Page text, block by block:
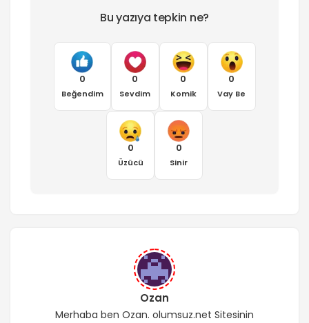
Bu yazıya tepkin ne?
0
Beğendim
0
Sevdim
0
Komik
0
Vay Be
0
Üzücü
0
Sinir
Ozan
Merhaba ben Ozan. olumsuz.net Sitesinin